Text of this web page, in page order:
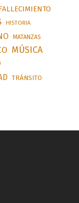
HISTORIA
MATANZAS
MÚSICA
TRÁNSITO